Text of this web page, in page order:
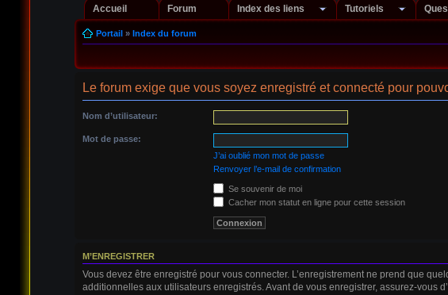
Accueil Forum Index des liens Tutoriels
Portail» Index du forum
Le forum exige que vous soyez enregistré et connecté pour
Nom d’utilisateur:
Mot de passe:
J’ai oublié mon mot de passe
Renvoyer l’e-mail de confirmation
Se souvenir de moi
Cacher mon statut en ligne pour cette session
M’ENREGISTRER
Vous devez être enregistré pour vous connecter. L’enregistrement ne prend que
additionnelles aux utilisateurs enregistrés. Avant de vous enregistrer, assurez-vous